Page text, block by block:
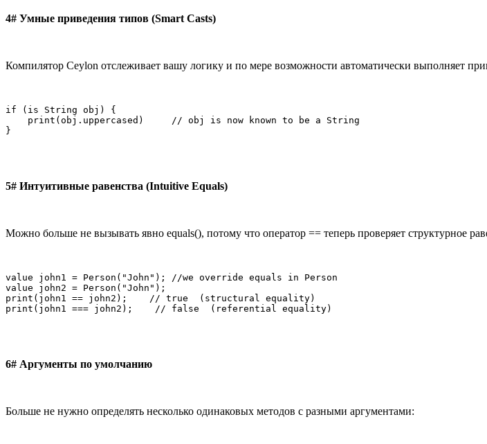
4# Умные приведения типов (Smart Casts)
Компилятор Ceylon отслеживает вашу логику и по мере возможности автоматически выполняет
if (is String obj) {
    print(obj.uppercased)     // obj is now known to be a String
}
5# Интуитивные равенства (Intuitive Equals)
Можно больше не вызывать явно equals(), потому что оператор == теперь проверяет структурное
value john1 = Person("John"); //we override equals in Person
value john2 = Person("John");
print(john1 == john2);    // true  (structural equality)
print(john1 === john2);    // false  (referential equality)
6# Аргументы по умолчанию
Больше не нужно определять несколько одинаковых методов с разными аргументами: